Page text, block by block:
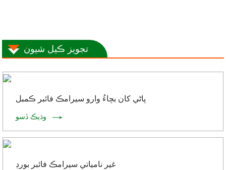
تجويز ڪيل شيون
پاڻي کان بچاءُ وارو سيرامڪ فائبر ڪمبل
وڌيڪ ڏسو
غير نامياتي سيرامڪ فائبر بورڊ